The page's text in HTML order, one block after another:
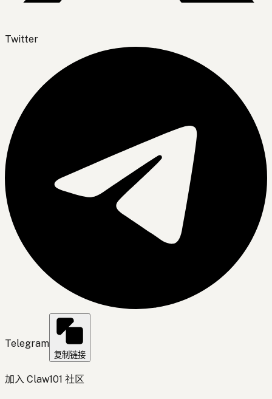
Twitter
Telegram
复制链接
加入 Claw101 社区